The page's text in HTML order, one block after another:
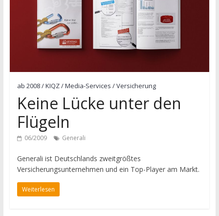
ab 2008/KIQZ/Media-Services /Versicherung
Keine Lücke unter den
Flügeln
06/2009 Generali
Generali ist Deutschlands zweitgrößtes
Versicherungsunternehmen und ein Top-Player am Markt.
Weiterlesen